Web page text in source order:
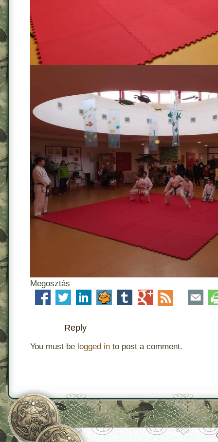
Megosztás
Reply
You must be logged into post a comment.